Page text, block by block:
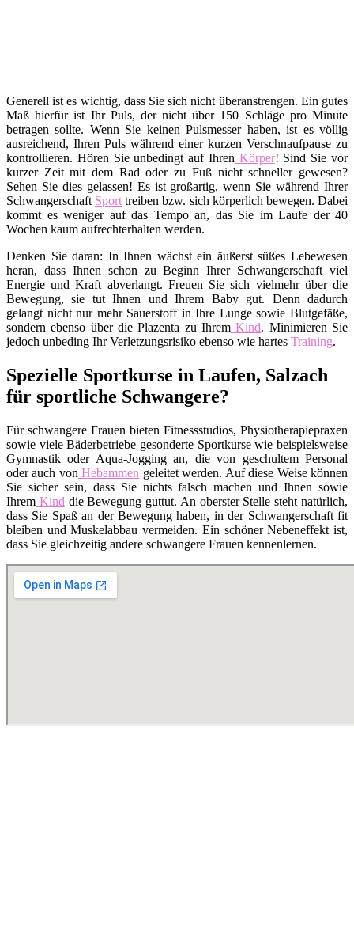
Generell ist es wichtig, dass Sie sich nicht überanstrengen. Ein gutes
Maß hierfür ist Ihr Puls, der nicht über 150 Schläge pro Minute
betragen sollte. Wenn Sie keinen Pulsmesser haben, ist es völlig
ausreichend, Ihren Puls während einer kurzen Verschnaufpause zu
kontrollieren. Hören Sie unbedingt auf Ihren Körper! Sind Sie vor
kurzer Zeit mit dem Rad oder zu Fuß nicht schneller gewesen?
Sehen Sie dies gelassen! Es ist großartig, wenn Sie während Ihrer
Schwangerschaft Sport treiben bzw. sich körperlich bewegen. Dabei
kommt es weniger auf das Tempo an, das Sie im Laufe der 40
Wochen kaum aufrechterhalten werden.
Denken Sie daran: In Ihnen wächst ein äußerst süßes Lebewesen
heran, dass Ihnen schon zu Beginn Ihrer Schwangerschaft viel
Energie und Kraft abverlangt. Freuen Sie sich vielmehr über die
Bewegung, sie tut Ihnen und Ihrem Baby gut. Denn dadurch
gelangt nicht nur mehr Sauerstoff in Ihre Lunge sowie Blutgefäße,
sondern ebenso über die Plazenta zu Ihrem Kind. Minimieren Sie
jedoch unbeding Ihr Verletzungsrisiko ebenso wie hartes Training.
Spezielle Sportkurse in Laufen, Salzach
für sportliche Schwangere?
Für schwangere Frauen bieten Fitnessstudios, Physiotherapiepraxen
sowie viele Bäderbetriebe gesonderte Sportkurse wie beispielsweise
Gymnastik oder Aqua-Jogging an, die von geschultem Personal
oder auch von Hebammen geleitet werden. Auf diese Weise können
Sie sicher sein, dass Sie nichts falsch machen und Ihnen sowie
Ihrem Kind die Bewegung guttut. An oberster Stelle steht natürlich,
dass Sie Spaß an der Bewegung haben, in der Schwangerschaft fit
bleiben und Muskelabbau vermeiden. Ein schöner Nebeneffekt ist,
dass Sie gleichzeitig andere schwangere Frauen kennenlernen.